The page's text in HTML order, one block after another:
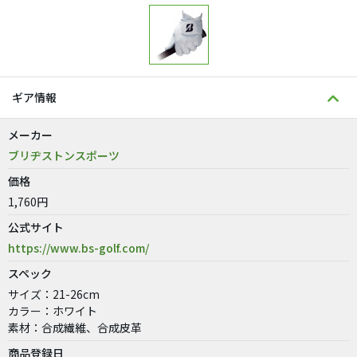
ギア情報
メーカー
ブリヂストンスポーツ
価格
1,760円
公式サイト
https://www.bs-golf.com/
スペック
サイズ：21-26cm
カラー：ホワイト
素材：合成繊維、合成皮革
商品登録日